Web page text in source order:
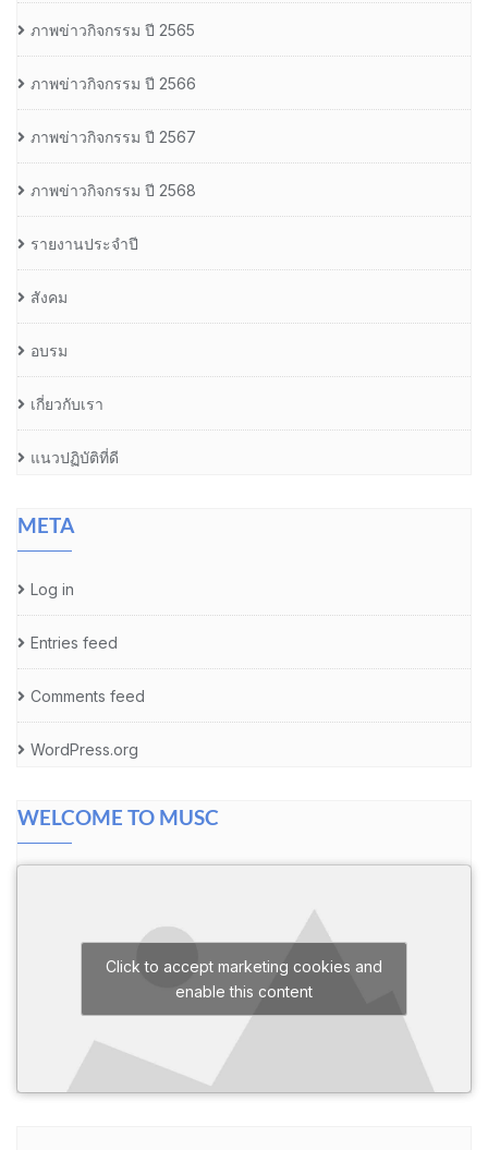
ภาพข่าวกิจกรรม ปี 2565
ภาพข่าวกิจกรรม ปี 2566
ภาพข่าวกิจกรรม ปี 2567
ภาพข่าวกิจกรรม ปี 2568
รายงานประจำปี
สังคม
อบรม
เกี่ยวกับเรา
แนวปฏิบัติที่ดี
META
Log in
Entries feed
Comments feed
WordPress.org
WELCOME TO MUSC
Click to accept marketing cookies and
enable this content